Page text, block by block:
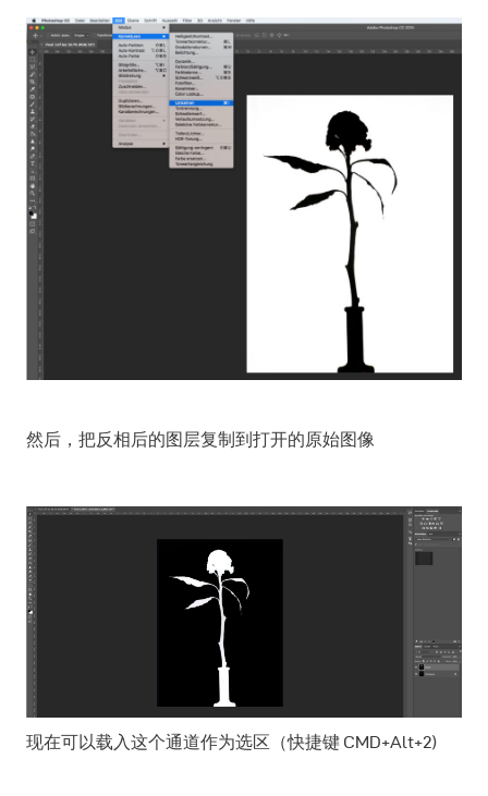
然后，把反相后的图层复制到打开的原始图像
现在可以载入这个通道作为选区（快捷键 CMD+Alt+2)